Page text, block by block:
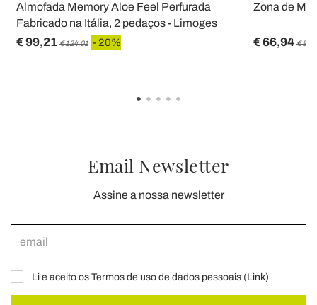
Almofada Memory Aloe Feel Perfurada
Fabricado na Itália, 2 pedaços - Limoges
€ 99,21 € 124,01 - 20%
Zona de
€ 66,94 €
Email Newsletter
Assine a nossa newsletter
Li e aceito os Termos de uso de dados pessoais (Link)